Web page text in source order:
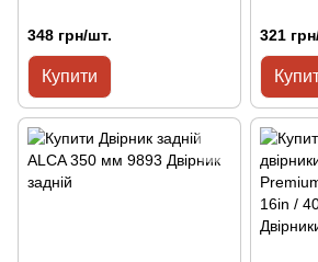
348 грн/шт.
Купити
321